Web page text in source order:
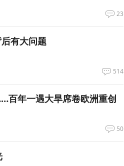
23
有大问题
514
百年一遇大旱席卷欧洲重创
50